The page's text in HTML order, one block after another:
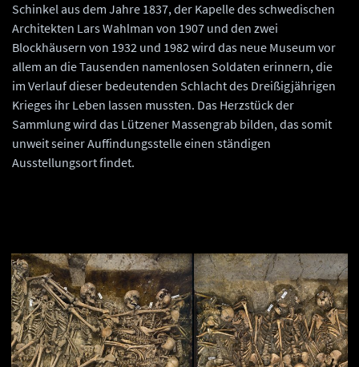
Schinkel aus dem Jahre 1837, der Kapelle des schwedischen
Architekten Lars Wahlman von 1907 und den zwei
Blockhäusern von 1932 und 1982 wird das neue Museum vor
allem an die Tausenden namenlosen Soldaten erinnern, die
im Verlauf dieser bedeutenden Schlacht des Dreißigjährigen
Krieges ihr Leben lassen mussten. Das Herzstück der
Sammlung wird das Lützener Massengrab bilden, das somit
unweit seiner Auffindungsstelle einen ständigen
Ausstellungsort findet.